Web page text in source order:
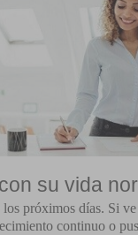
su vida
próximos días. Si
continuo o